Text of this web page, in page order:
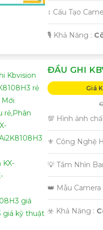
↕️ Cấu Tạo
️🎙 Khả Năng :
ĐẦU GHI
Giá
💯 Hình ảnh
⚜️ Công Nghệ
💡 Tầm Nhìn
👑 Mẫu Camera
️☣️ Khả Năng :